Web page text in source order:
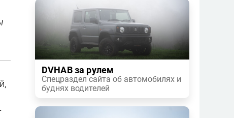
DVHAB за рулем
Спецраздел сайта об автомобилях и
буднях водителей